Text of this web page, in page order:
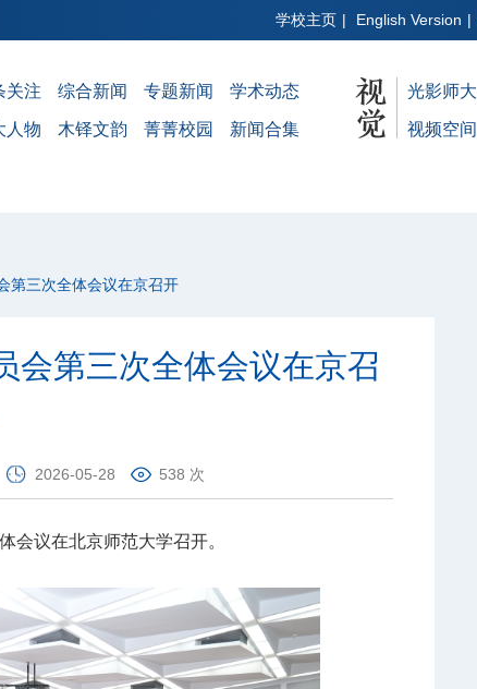
学校主页 | English Version |
关注 综合新闻 专题新闻 学术动态
人物 木铎文韵 菁菁校园 新闻合集
光影师大
视频空间
第三次全体会议在京召开
会第三次全体会议在京召
2026-05-28 538 次
会议在北京师范大学召开。